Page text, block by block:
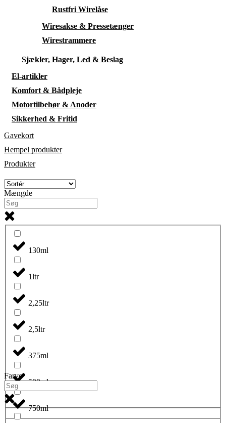
Rustfri Wirelåse
Wiresakse & Pressetænger
Wirestrammere
Sjækler, Hager, Led & Beslag
El-artikler
Komfort & Bådpleje
Motortilbehør & Anoder
Sikkerhed & Fritid
Gavekort
Hempel produkter
Produkter
Mængde
130ml
1ltr
2,25ltr
2,5ltr
375ml
500ml
750ml
Farve